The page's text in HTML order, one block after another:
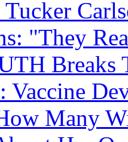
Tucker
"They
Vaccine
Many